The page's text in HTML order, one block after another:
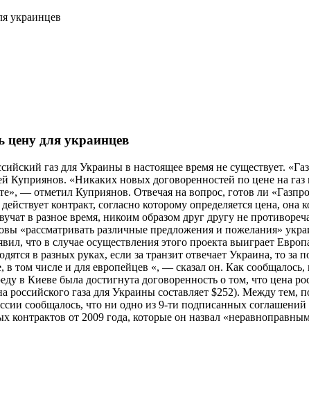
украинцев
цену для украинцев
газ для Украины в настоящее время не существует.
Куприянов. «Никаких новых договоренностей по цене на
— отметил Куприянов. Отвечая на вопрос, готов ли
контракт, согласно которому определяется цена, она
в разное время, никоим образом друг другу не
«рассматривать различные предложения и пожелания»
что в случае осуществления этого проекта выиграет
в разных руках, если за транзит отвечает Украина, то
том числе и для европейцев «, — сказал он. Как
Киеве была достигнута договоренность о том, что цена
газа для Украины составляет $252). Между тем,
сообщалось, что ни одно из 9-ти подписанных
контрактов от 2009 года, которые он назвал